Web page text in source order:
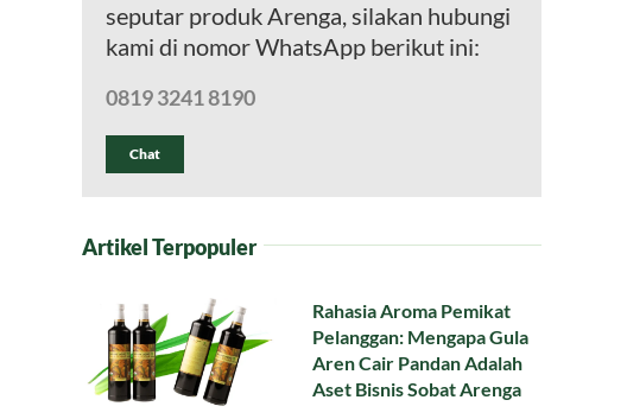
seputar produk Arenga, silakan hubungi
kami di nomor WhatsApp berikut ini:
0819 3241 8190
Chat
Artikel Terpopuler
Rahasia Aroma Pemikat
Pelanggan: Mengapa Gula
Aren Cair Pandan Adalah
Aset Bisnis Sobat Arenga